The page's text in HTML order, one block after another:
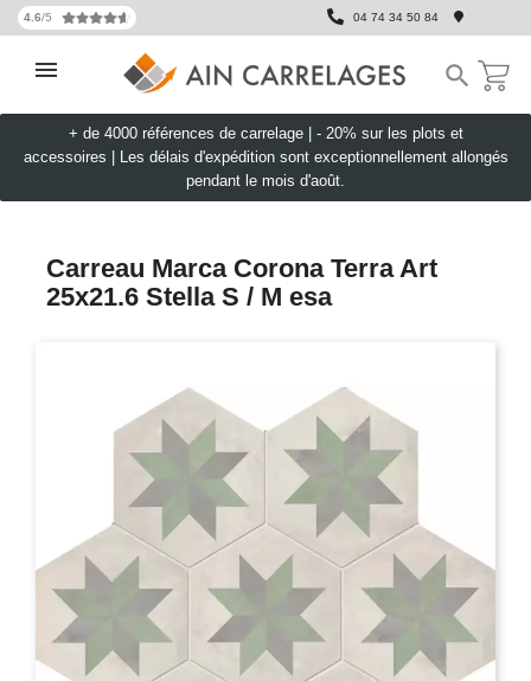
4.6/5 04 74 34 50 84

+ de 4000 références de carrelage | - 20% sur les plots et
accessoires
Les délais d'expédition sont exceptionnellement allongés
pendant le mois d'août.
Carreau Marca Corona Terra Art
25x21.6 Stella S / M esa